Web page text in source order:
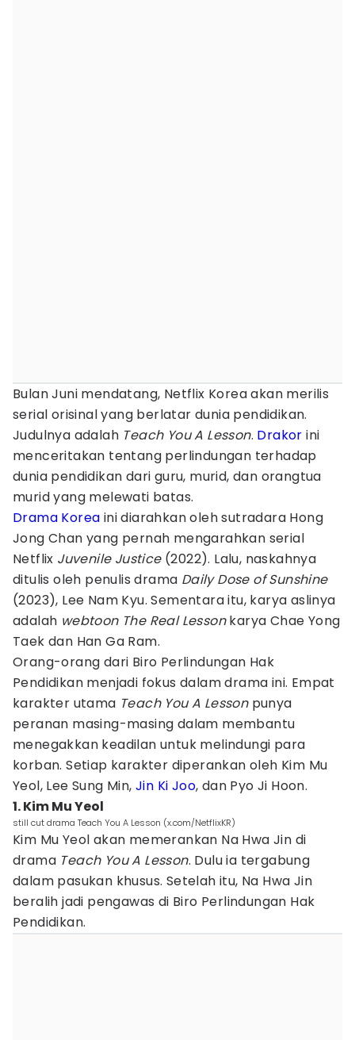
Bulan Juni mendatang, Netflix Korea akan merilis
serial orisinal yang berlatar dunia pendidikan.
Judulnya adalah Teach You A Lesson. Drakor ini
menceritakan tentang perlindungan terhadap
dunia pendidikan dari guru, murid, dan orangtua
murid yang melewati batas.
Drama Korea ini diarahkan oleh sutradara Hong
Jong Chan yang pernah mengarahkan serial
Netflix Juvenile Justice (2022). Lalu, naskahnya
ditulis oleh penulis drama Daily Dose of Sunshine
(2023), Lee Nam Kyu. Sementara itu, karya aslinya
adalah webtoon The Real Lessonkarya Chae Yong
Taek dan Han Ga Ram.
Orang-orang dari Biro Perlindungan Hak
Pendidikan menjadi fokus dalam drama ini. Empat
karakter utama Teach You A Lesson punya
peranan masing-masing dalam membantu
menegakkan keadilan untuk melindungi para
korban. Setiap karakter diperankan oleh Kim Mu
Yeol, Lee Sung Min, Jin Ki Joo, dan Pyo Ji Hoon.
1. Kim Mu Yeol
still cut drama Teach You A Lesson (x.com/NetflixKR)
Kim Mu Yeol akan memerankan Na Hwa Jin di
drama Teach You A Lesson. Dulu ia tergabung
dalam pasukan khusus. Setelah itu, Na Hwa Jin
beralih jadi pengawas di Biro Perlindungan Hak
Pendidikan.